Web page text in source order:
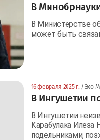
В
В Министерстве
может быть
16 февраля 2025 г. / Эхо
В Ингушетии
В Ингушетии
Карабулака Илеза
подельниками,